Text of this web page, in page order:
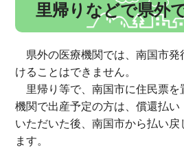
里帰りなどで県外
県外の医療機関では、南国市発
けることはできません。
里帰り等で、南国市に住民票を
機関で出産予定の方は、償還払い
いただいた後、南国市から払い戻
ます。